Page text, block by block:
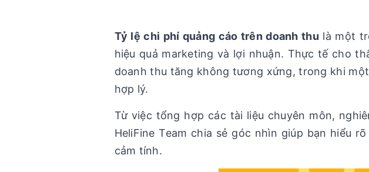
Tỷ lệ chi phí quảng cáo trên doanh thu là một
hiệu quả marketing và lợi nhuận. Thực tế cho
doanh thu tăng không tương xứng, trong khi
hợp lý.
Từ việc tổng hợp các tài liệu chuyên môn,
HeliFine Team chia sẻ góc nhìn giúp bạn hiểu
cảm tính.